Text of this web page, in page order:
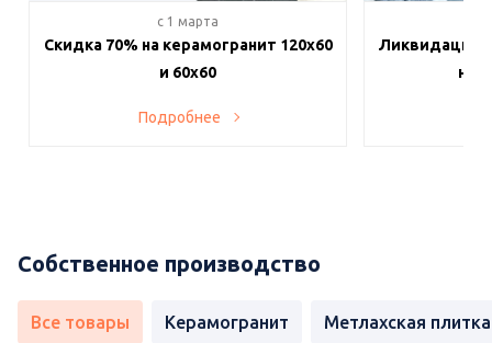
c 1 марта
Скидка 70% на керамогранит 120х60
и 60х60
Подробнее
Ликвидация
на
Собственное производство
Все товары Керамогранит Метлахская плитка